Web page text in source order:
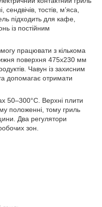
тостів, м’яса,
підходить для кафе,
із постійним
працювати з кількома
поверхня 475х230 мм
Чавун із захисним
допомагає отримати
50–300°C. Верхні плити
положенні, тому гриль
Два регулятори
зон.